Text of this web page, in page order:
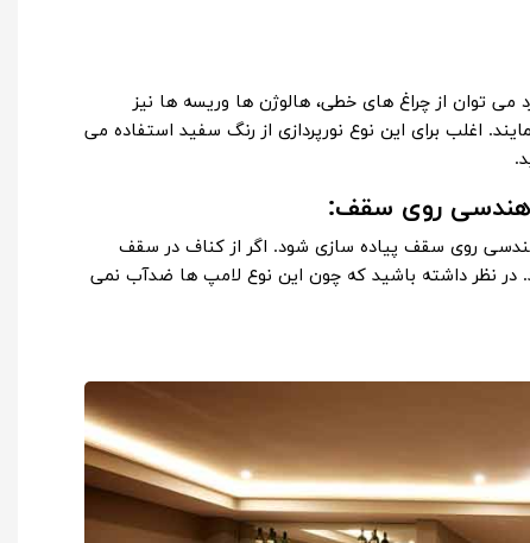
می توان از چراغ های خطی، هالوژن ها وریسه ها نیز
اغلب برای این نوع نورپردازی از رنگ سفید استفاده می
هندسی روی سقف:
روی سقف پیاده سازی شود. اگر از کناف در سقف
در نظر داشته باشید که چون این نوع لامپ ها ضدآب نمی